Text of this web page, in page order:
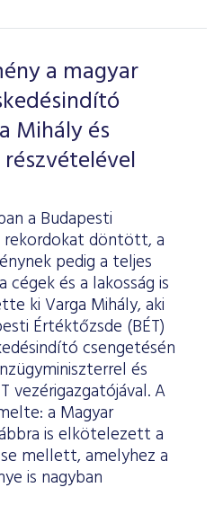
a magyar
Mihály és
a Budapesti
rekordokat döntött, a
pedig a teljes
cégek és a lakosság is
ki Varga Mihály, aki
Értéktőzsde (BÉT)
csengetésén
és
vezérigazgatójával. A
a Magyar
is elkötelezett a
mellett, amelyhez a
is nagyban